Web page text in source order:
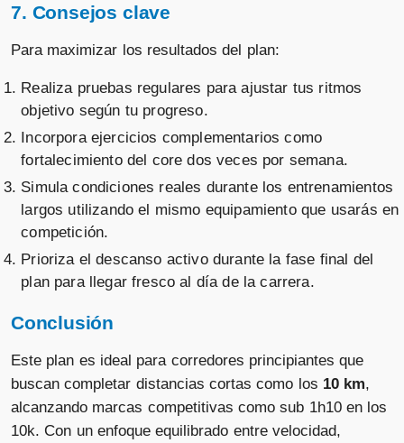
7. Consejos clave
Para maximizar los resultados del plan:
Realiza pruebas regulares para ajustar tus ritmos
objetivo según tu progreso.
Incorpora ejercicios complementarios como
fortalecimiento del core dos veces por semana.
Simula condiciones reales durante los entrenamientos
largos utilizando el mismo equipamiento que usarás en
competición.
Prioriza el descanso activo durante la fase final del
plan para llegar fresco al día de la carrera.
Conclusión
Este plan es ideal para corredores principiantes que
buscan completar distancias cortas como los 10 km,
alcanzando marcas competitivas como sub 1h10 en los
10k. Con un enfoque equilibrado entre velocidad,